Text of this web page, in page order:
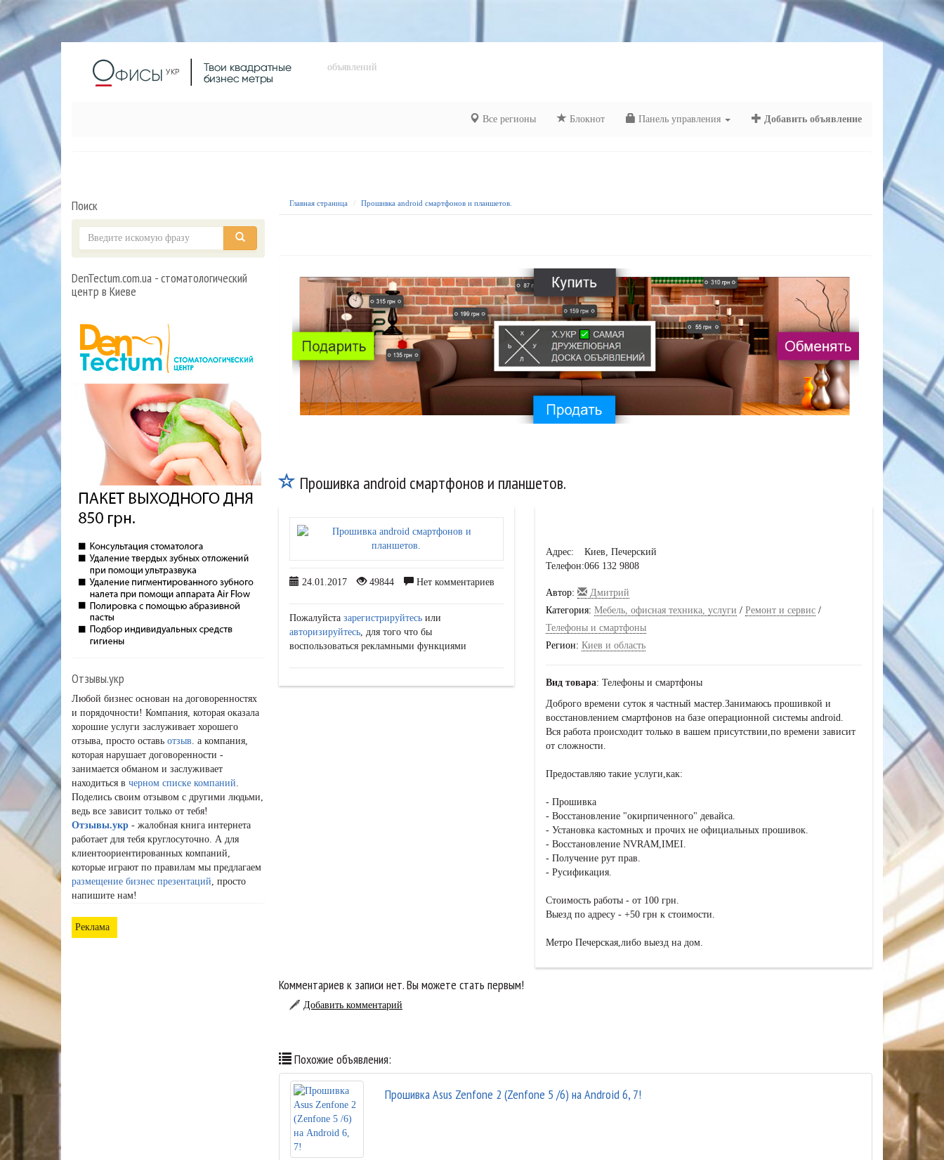
объявлений
Все регионы Блокнот Панель управления Добавить объявление
Поиск
DenTectum.com.ua - стоматологический
центр в Киеве
Отзывы.укр
Любой бизнес основан на договоренностях
и порядочности! Компания, которая оказала
хорошие услуги заслуживает хорошего
отзыва, просто оставь отзыв. а компания,
которая нарушает договоренности -
занимается обманом и заслуживает
находиться в черном списке компаний.
Поделись своим отзывом с другими людьми,
ведь все зависит только от тебя!
Отзывы.укр - жалобная книга интернета
работает для тебя круглосуточно. А для
клиентоориентированных компаний,
которые играют по правилам мы предлагаем
размещение бизнес презентаций, просто
напишите нам!
Реклама
Главная страница Прошивка android смартфонов и планшетов.
Прошивка android смартфонов и планшетов.
24.01.2017 49844 Нет комментариев
Пожалуйста зарегистрируйтесь или
авторизируйтесь , для того что бы
воспользоваться рекламными функциями
Адрес:
Киев, Печерский
Телефон:066 132 9808
Автор:
Дмитрий
Категория: Мебель, офисная техника, услуги / Ремонт и сервис/
Телефоны и смартфоны
Регион: Киев и область
Вид товара: Телефоны и смартфоны
Доброго времени суток я частный мастер.Занимаюсь прошивкой и
восстановлением смартфонов на базе операционной системы android.
Вся работа происходит только в вашем присутствии,по времени зависит
от сложности.
Предоставляю такие услуги,как:
- Прошивка
- Восстановление "окирпиченного" девайса.
- Установка кастомных и прочих не официальных прошивок.
- Восстановление NVRAM,IMEI.
- Получение рут прав.
- Русификация.
Стоимость работы - от 100 грн.
Выезд по адресу - +50 грн к стоимости.
Метро Печерская,либо выезд на дом.
Комментариев к записи нет. Вы можете стать первым!
Добавить комментарий
Похожие объявления:
Прошивка Asus Zenfone 2 (Zenfone 5 /6) на Android 6, 7!